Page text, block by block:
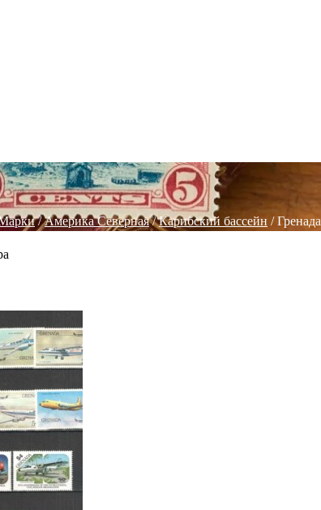
/Америка Северная/Карибский бассейн / Гренада